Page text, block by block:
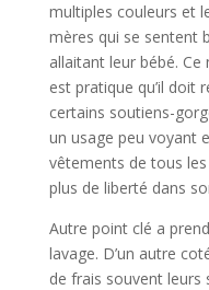
multiples couleurs et
mères qui se sentent
allaitant leur bébé. Ce
est pratique qu’il doit
certains soutiens-
un usage peu voyant
vêtements de tous
plus de liberté dans
Autre point clé a
lavage. D’un autre
de frais souvent leurs